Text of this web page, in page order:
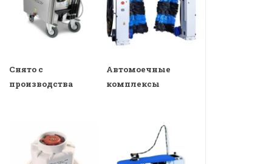
Снято с
производства
Автомоечные
комплексы